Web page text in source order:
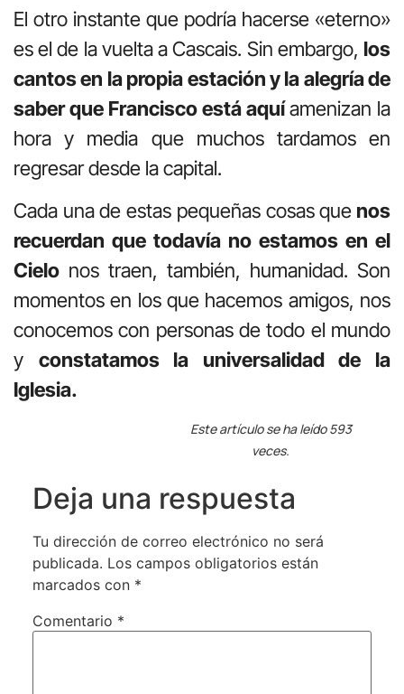
El otro instante que podría hacerse «eterno»
es el de la vuelta a Cascais. Sin embargo, los
cantos en la propia estación y la alegría de
saber que Francisco está aquíamenizan la
hora y media que muchos tardamos en
regresar desde la capital.
Cada una de estas pequeñas cosas que nos
recuerdan que todavía no estamos en el
Cielo nos traen, también, humanidad. Son
momentos en los que hacemos amigos, nos
conocemos con personas de todo el mundo
y constatamos la universalidad de la
Iglesia.
Este artículo se ha leído 593
veces.
Deja una respuesta
Tu dirección de correo electrónico no será
publicada. Los campos obligatorios están
marcados con *
Comentario *